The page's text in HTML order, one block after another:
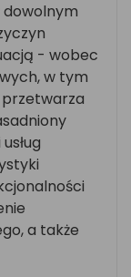
- wobec
w tym
przetwarza
a także